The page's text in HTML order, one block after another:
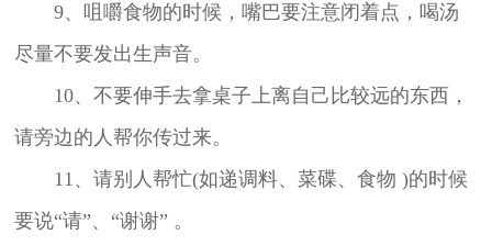
9、咀嚼食物的时候，嘴巴要注意闭着点，喝汤
尽量不要发出生声音。
10、不要伸手去拿桌子上离自己比较远的东西，
请旁边的人帮你传过来。
11、请别人帮忙(如递调料、菜碟、食物 )的时候
要说“请”、“谢谢” 。